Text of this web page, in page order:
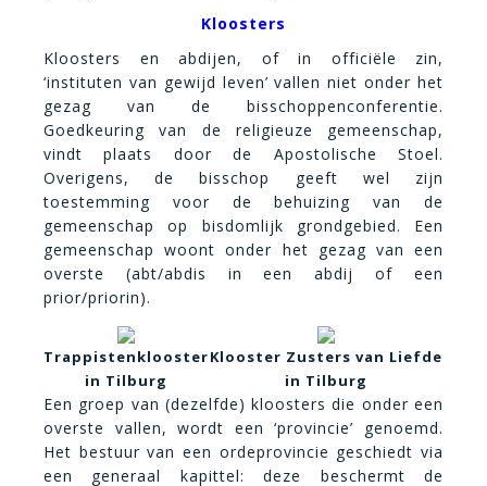
Kloosters
Kloosters en abdijen, of in officiële zin,
‘instituten van gewijd leven’ vallen niet onder het
gezag van de bisschoppenconferentie.
Goedkeuring van de religieuze gemeenschap,
vindt plaats door de Apostolische Stoel.
Overigens, de bisschop geeft wel zijn
toestemming voor de behuizing van de
gemeenschap op bisdomlijk grondgebied. Een
gemeenschap woont onder het gezag van een
overste (abt/abdis in een abdij of een
prior/priorin).
Trappistenklooster
in Tilburg
Klooster Zusters van Liefde
in Tilburg
Een groep van (dezelfde) kloosters die onder een
overste vallen, wordt een ‘provincie’ genoemd.
Het bestuur van een ordeprovincie geschiedt via
een generaal kapittel: deze beschermt de